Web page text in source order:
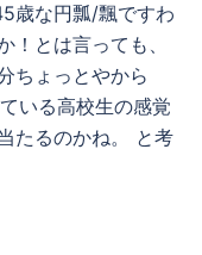
歳な円瓢/飄ですわ
とは言っても、
ちょっとやから
いる高校生の感覚
たるのかね。 と考